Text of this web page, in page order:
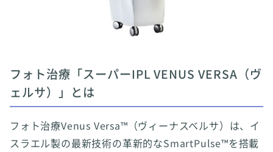
フォト治療「スーパーIPL VENUS VERSA（ヴ
ェルサ）」とは
フォト治療Venus Versa™（ヴィーナスベルサ）は、イ
スラエル製の最新技術の革新的なSmartPulse™を搭載